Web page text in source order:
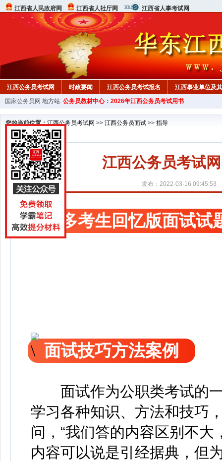
江西省人民政府网 江西省人社厅网 江西省人事考试网
江西公务员考试网 时政要闻 江西公务员考试报名 江西事业单位及
行测真题 在线咨询 教材中心
国家公务员网 地方站: 公务员教材中心：2026年江西公务员考试用书
您的当前位置：江西公务员考试网 >> 江西公务员面试 >> 指导
江西公务员考试
发布：2022-03-16 09:45:53
更多考生回忆版面试试
面试技巧方法案例
面试作为公职类考试的
学习各种知识、方法和技巧
问，“我们答的内容区别不大
内容可以说是引经据典，但